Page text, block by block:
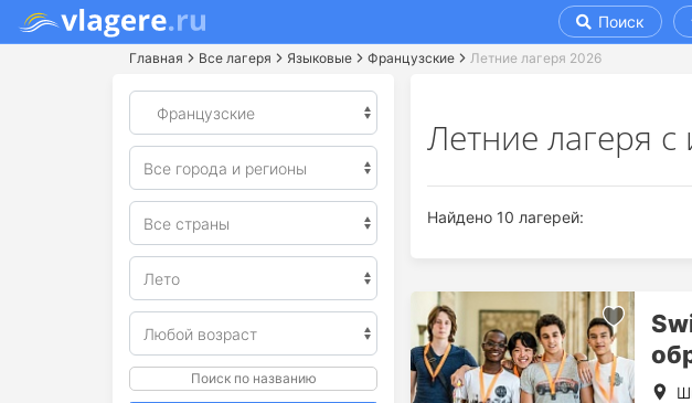
Поиск
Главная Все лагеря Языковые Французские Летние лагеря 2026
Поиск по названию
Летние лагеря
Найдено 10 лагерей: